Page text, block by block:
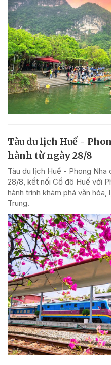
Tàu du lịch Huế -
hành từ ngày 28/8
Tàu du lịch Huế - Phong
28/8, kết nối Cố đô Huế với
hành trình khám phá văn
Trung.